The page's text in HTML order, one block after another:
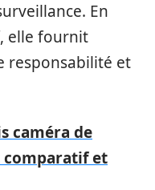
En
elle fournit
responsabilité et
caméra de
comparatif et